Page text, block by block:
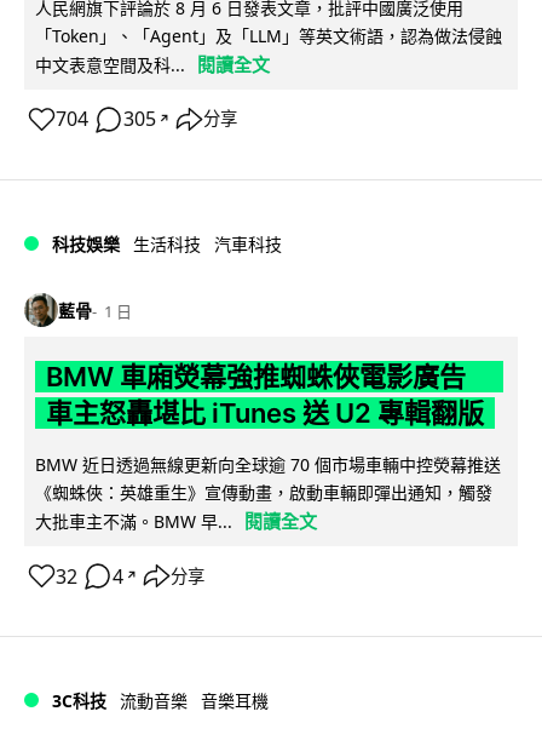
人民網旗下評論於 8 月 6 日發表文章，批評中國廣泛使用
「Token」、「Agent」及「LLM」等英文術語，認為做法侵蝕
中文表意空間及科...
閱讀全文
704 305 ↗ 分享
科技娛樂 生活科技 汽車科技
藍骨 1 日
BMW 車廂熒幕強推蜘蛛俠電影廣告
車主怒轟堪比 iTunes 送 U2 專輯翻版
BMW 近日透過無線更新向全球逾 70 個市場車輛中控熒幕推送
《蜘蛛俠：英雄重生》宣傳動畫，啟動車輛即彈出通知，觸發
大批車主不滿。BMW 早...
閱讀全文
32 4 ↗ 分享
3C科技 流動音樂 音樂耳機